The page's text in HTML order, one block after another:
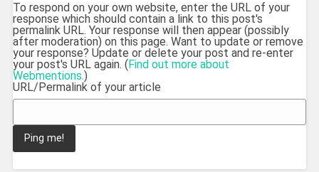
To respond on your own website, enter the URL of your
response which should contain a link to this post's
permalink URL. Your response will then appear (possibly
after moderation) on this page. Want to update or remove
your response? Update or delete your post and re-enter
your post's URL again. ( Find out more about
Webmentions.)
URL/Permalink of your article